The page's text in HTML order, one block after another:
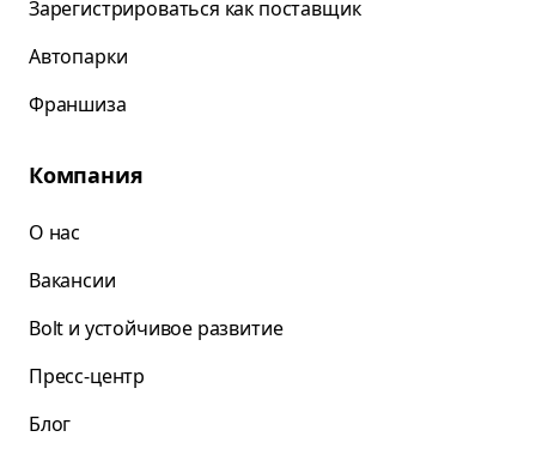
Зарегистрироваться как поставщик
Автопарки
Франшиза
Компания
О нас
Вакансии
Bolt и устойчивое развитие
Пресс-центр
Блог